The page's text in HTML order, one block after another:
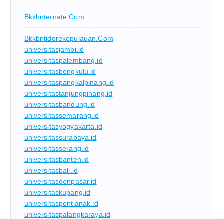
Bkkbnternate.com
Bkkbntidorekepulauan.com
universitasjambi.id
universitaspalembang.id
universitasbengkulu.id
universitaspangkalpinang.id
universitastanjungpinang.id
universitasbandung.id
universitassemarang.id
universitasyogyakarta.id
universitassurabaya.id
universitasserang.id
universitasbanten.id
universitasbali.id
universitasdenpasar.id
universitaskupang.id
universitaspontianak.id
universitaspalangkaraya.id